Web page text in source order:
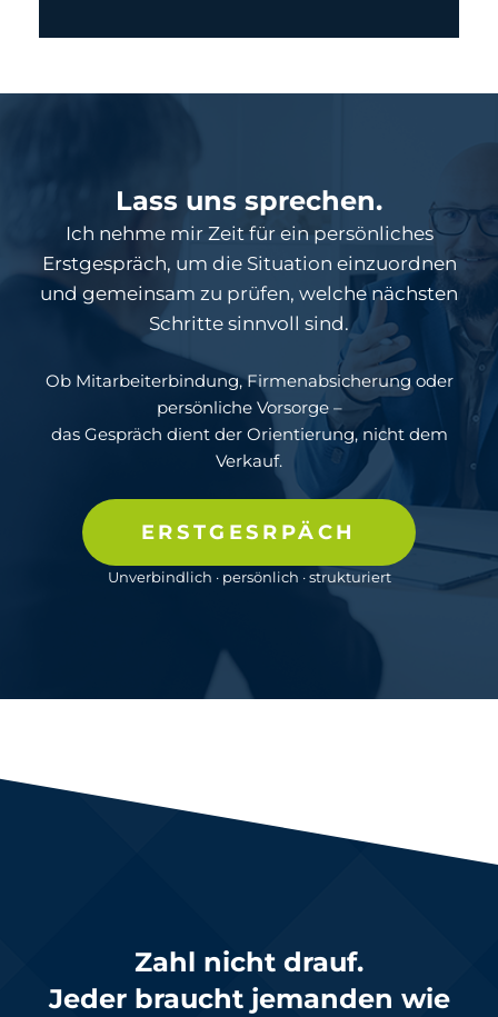
Lass uns sprechen.
Ich nehme mir Zeit für ein persönliches
Erstgespräch, um die Situation einzuordnen
und gemeinsam zu prüfen, welche nächsten
Schritte sinnvoll sind.
Ob Mitarbeiterbindung, Firmenabsicherung oder
persönliche Vorsorge –
das Gespräch dient der Orientierung, nicht dem
Verkauf.
ERSTGESRPÄCH
Unverbindlich · persönlich · strukturiert
Zahl nicht drauf.
Jeder braucht jemanden wie